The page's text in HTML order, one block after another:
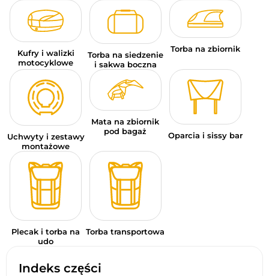
Indeks części
Kufry i walizki
motocyklowe
Torba na siedzenie
i sakwa boczna
Torba na zbiornik
Uchwyty i zestawy
montażowe
Mata na zbiornik
pod bagaż
Oparcia i sissy bar
Plecak i torba na
udo
Torba transportowa